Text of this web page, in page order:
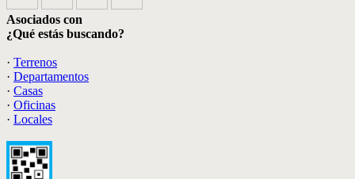
Asociados con
¿Qué estás buscando?
· Terrenos
· Departamentos
· Casas
· Oficinas
· Locales